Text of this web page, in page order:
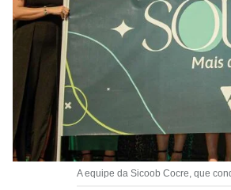
A equipe da Sicoob Cocre, que